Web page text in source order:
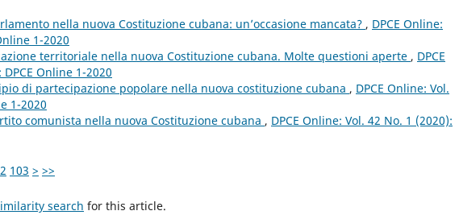
nella nuova Costituzione cubana: un’occasione mancata? , DPCE Online:
1-2020
territoriale nella nuova Costituzione cubana. Molte questioni aperte , DPCE
Online 1-2020
di partecipazione popolare nella nuova costituzione cubana , DPCE Online: Vol.
1-2020
comunista nella nuova Costituzione cubana , DPCE Online: Vol. 42 No. 1 (2020):
103 > >>
search for this article.